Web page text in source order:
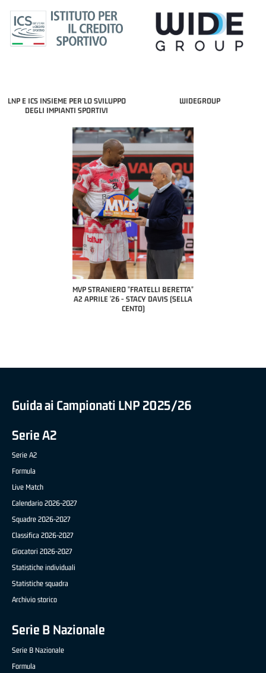
LNP E ICS INSIEME PER LO SVILUPPO
DEGLI IMPIANTI SPORTIVI
WIDEGROUP
"FRATELLI BERETTA"
MVP "FRATELLI BERETTA" SAMUEL
DILAS B NAZIONALE APRILE '26 -
MARCO RESTELLI (TAV TREVIGLIO
Guida ai Campionati LNP 2025/26
Serie A2
Serie A2
Formula
Live Match
Calendario 2026-2027
Squadre 2026-2027
Classifica 2026-2027
Giocatori 2026-2027
Statistiche individuali
Statistiche squadra
Archivio storico
Serie B Nazionale
Serie B Nazionale
Formula